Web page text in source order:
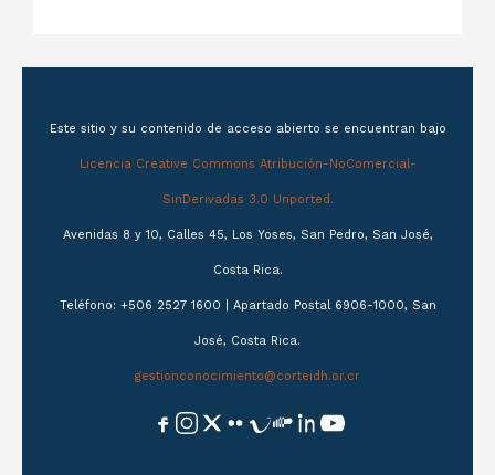
Este sitio y su contenido de acceso abierto se encuentran bajo
Licencia Creative Commons Atribución-NoComercial-
SinDerivadas 3.0 Unported.
Avenidas 8 y 10, Calles 45, Los Yoses, San Pedro, San José,
Costa Rica.
Teléfono: +506 2527 1600 | Apartado Postal 6906-1000, San
José, Costa Rica.
gestionconocimiento@corteidh.or.cr